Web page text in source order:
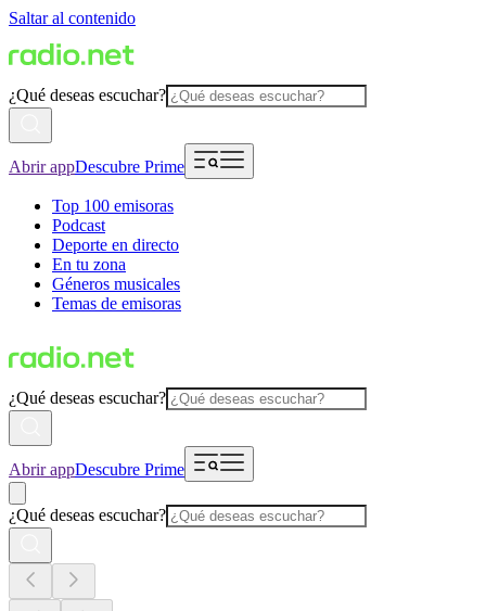
Saltar al contenido
¿Qué deseas escuchar?
Abrir appDescubre Prime
Top 100 emisoras
Podcast
Deporte en directo
En tu zona
Géneros musicales
Temas de emisoras
¿Qué deseas escuchar?
Abrir appDescubre Prime
¿Qué deseas escuchar?